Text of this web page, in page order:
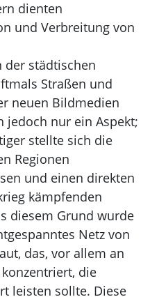
dienten
und Verbreitung von
der städtischen
Straßen und
neuen Bildmedien
jedoch nur ein Aspekt;
stellte sich die
Regionen
und einen direkten
kämpfenden
diesem Grund wurde
Netz von
das, vor allem an
die
leisten sollte. Diese